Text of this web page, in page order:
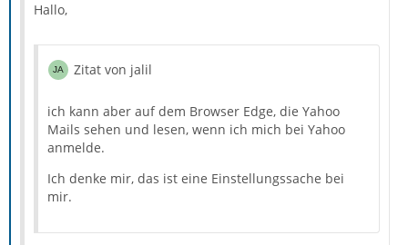
Hallo,
Zitat von jalil
ich kann aber auf dem Browser Edge, die Yahoo
Mails sehen und lesen, wenn ich mich bei Yahoo
anmelde.
Ich denke mir, das ist eine Einstellungssache bei
mir.